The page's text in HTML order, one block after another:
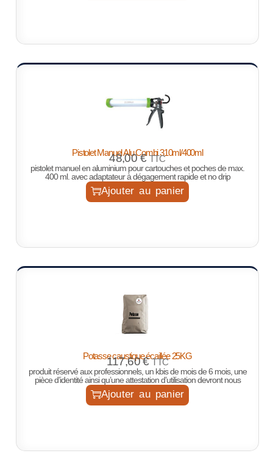
Pistolet Manuel Alu Combi 310ml/400ml
48,00€ TTC
pistolet manuel en aluminium pour cartouches et poches de max.
400 ml. avec adaptateur à dégagement rapide et no drip
Ajouter au panier
Potasse caustique écaillée 25KG
117,60€ TTC
produit réservé aux professionnels, un kbis de mois de 6 mois, une
pièce d’identité ainsi qu’une attestation d’utilisation devront nous
Ajouter au panier